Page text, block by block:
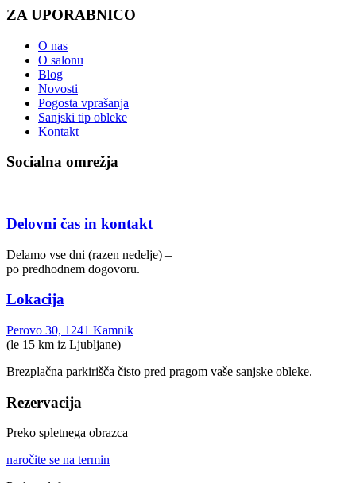
ZA UPORABNICO
O nas
O salonu
Blog
Novosti
Pogosta vprašanja
Sanjski tip obleke
Kontakt
Socialna omrežja
Delovni čas in kontakt
Delamo vse dni (razen nedelje) –
po predhodnem dogovoru.
Lokacija
Perovo 30, 1241 Kamnik
(le 15 km iz Ljubljane)
Brezplačna parkirišča čisto pred pragom vaše sanjske obleke.
Rezervacija
Preko spletnega obrazca
naročite se na termin